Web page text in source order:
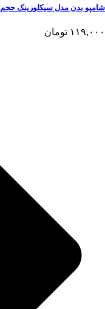
شامپو بدن مدل سیکلوزینک حجم 200 میل اویدرم
۱۱۹,۰۰۰ تومان